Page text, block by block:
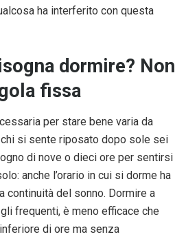
ha interferito con questa
dormire? Non
fissa
per stare bene varia da
chi si sente riposato dopo sole sei
di nove o dieci ore per sentirsi
anche l’orario in cui si dorme ha
continuità del sonno. Dormire a
frequenti, è meno efficace che
di ore ma senza